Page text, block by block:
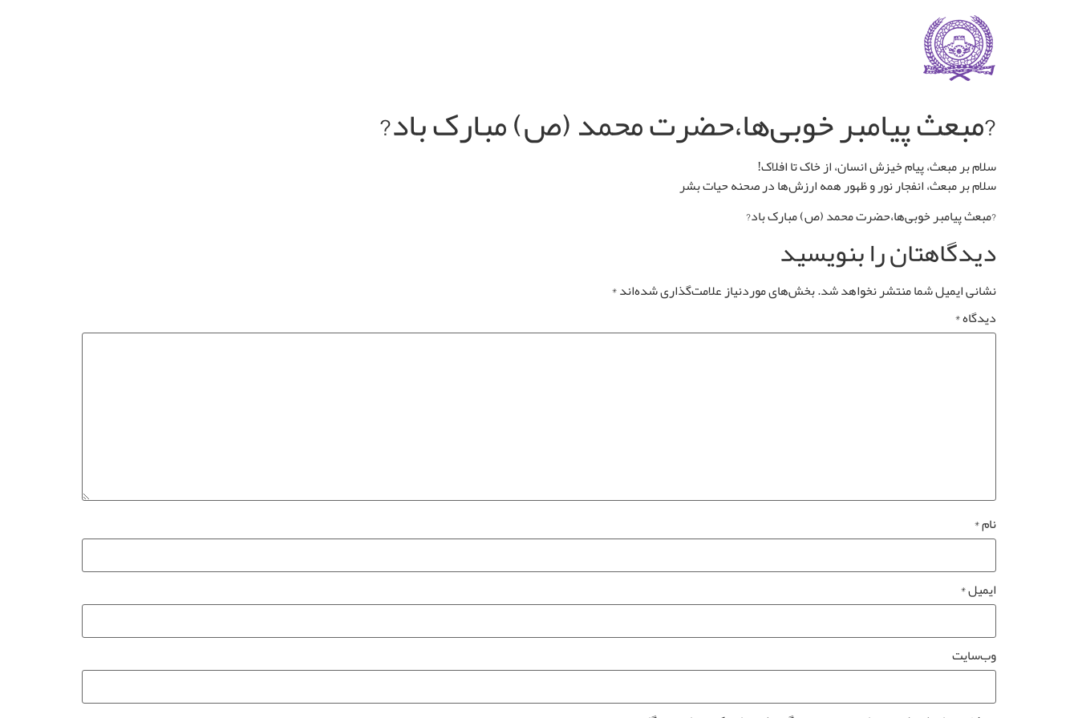
?مبعث پیامبر خوبی‌ها،حضرت محمد (ص) مبارک باد?
سلام بر مبعث، پیام خیزش انسان، از خاک تا افلاک!
سلام بر مبعث، انفجار نور و ظهور همه ارزش‌ها در صحنه حیات بشر
?مبعث پیامبر خوبی‌ها،حضرت محمد (ص) مبارک باد?
دیدگاهتان را بنویسید
نشانی ایمیل شما منتشر نخواهد شد.بخش‌های موردنیاز علامت‌گذاری شده‌اند*
دیدگاه*
نام*
ایمیل*
وب‌سایت